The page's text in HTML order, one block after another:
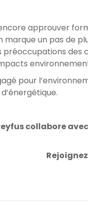
approuver
un pas de
des
pour
collabore